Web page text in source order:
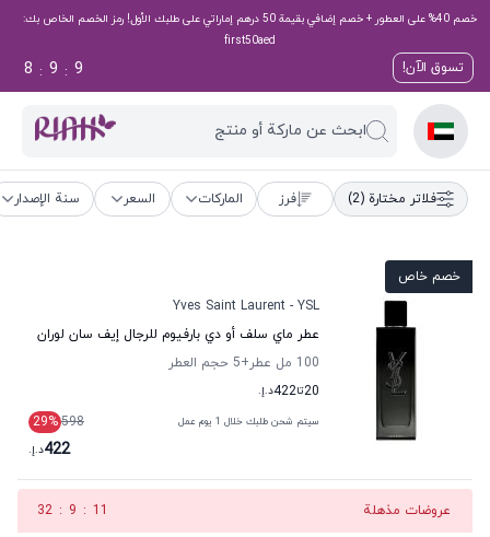
خصم 40% على العطور + خصم إضافي بقيمة 50 درهم إماراتي على طلبك الأول! رمز الخصم الخاص بك:
first50aed
تسوق الآن! 8
:
9
:
8
ابحث عن ماركة أو منتج
فلاتر مختارة (2) فرز الماركات السعر سنة الإصدار
خصم خاص
Yves Saint Laurent - YSL
عطر ماي سلف أو دي بارفيوم للرجال إيف سان لوران
100 مل عطر
+5
حجم العطر
20تا422د.إ.
سيتم شحن طلبك خلال 1 يوم عمل 598
29%
422د.إ.
عروضات مذهلة 10
:
9
:
32